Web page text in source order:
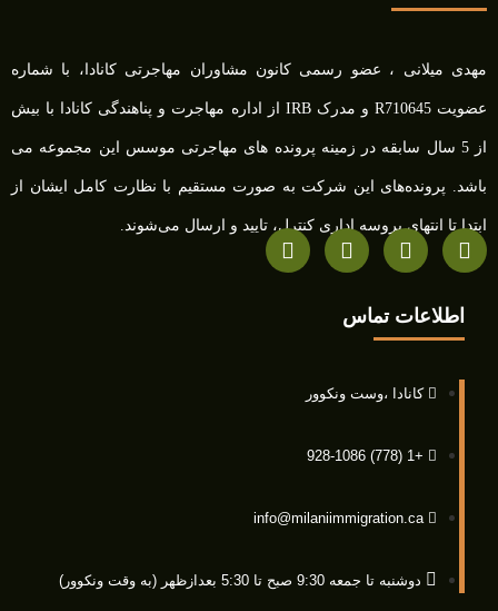
مهدی میلانی ، عضو رسمی کانون مشاوران مهاجرتی کانادا، با شماره
عضویت R710645 و مدرک IRB از اداره مهاجرت و پناهندگی کانادا با بیش
از 5 سال سابقه در زمینه پرونده های مهاجرتی موسس این مجموعه می
باشد. پرونده‌های این شرکت به صورت مستقیم با نظارت کامل ایشان از
ابتدا تا انتهای پروسه اداری کنترل، تایید و ارسال می‌شوند.
اطلاعات تماس
کانادا ،وست ونکوور
+1 (778) 928-1086
info@milaniimmigration.ca
دوشنبه تا جمعه 9:30 صبح تا 5:30 بعدازظهر (به وقت ونکوور)